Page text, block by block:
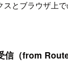
スとブラウザ上
信（from Route